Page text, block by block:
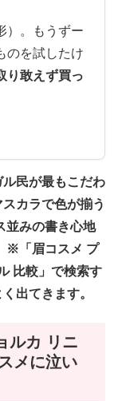
）。もうずー
のを試したけ
り敢えず買っ
民が最もこだわ
カラで色が揃う
並みの書き心地
※「眉コスメ プ
比較」で検索す
出てきます。
ルカ リニ
メに泣い